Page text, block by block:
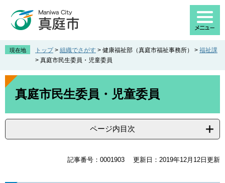
先
。
を
て
へ
現在地 トップ > 組織でさがす > 健康福祉部（真庭市福祉事務所） > 福祉課
> 真庭市民生委員・児童委員
本
真庭市民生委員・児童委員
ページ内目次
記事番号：0001903 更新日：2019年12月12日更新